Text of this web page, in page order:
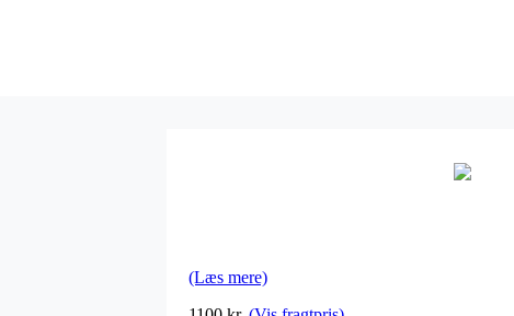
(Læs mere)